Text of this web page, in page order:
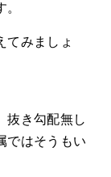
てみましょ
抜き勾配無し
ではそうもい